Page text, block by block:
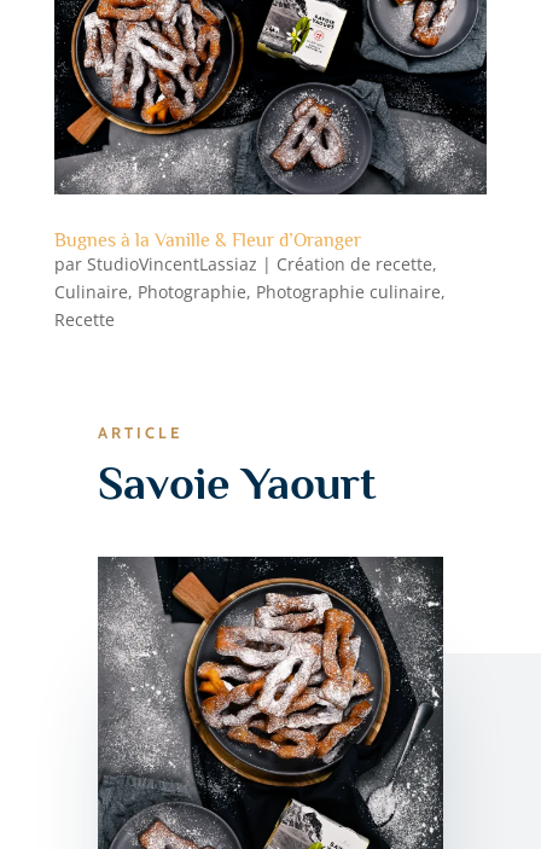
Bugnes à la Vanille & Fleur d’Oranger
par StudioVincentLassiaz | Création de recette,
Culinaire, Photographie, Photographie culinaire,
Recette
ARTICLE
Savoie Yaourt